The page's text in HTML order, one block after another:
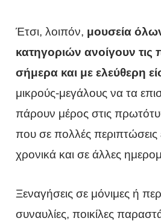
Έτσι, λοιπόν, μουσεία
κατηγοριών ανοίγουν τις
σήμερα και με ελεύθερη
μικρούς-μεγάλους να τα
πάρουν μέρος στις
που σε πολλές περιπτώσεις
χρονικά και σε άλλες
Ξεναγήσεις σε μόνιμες ή
συναυλίες, ποικίλες